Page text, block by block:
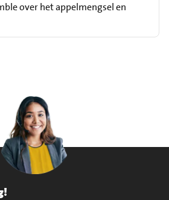
over het appelmengsel en